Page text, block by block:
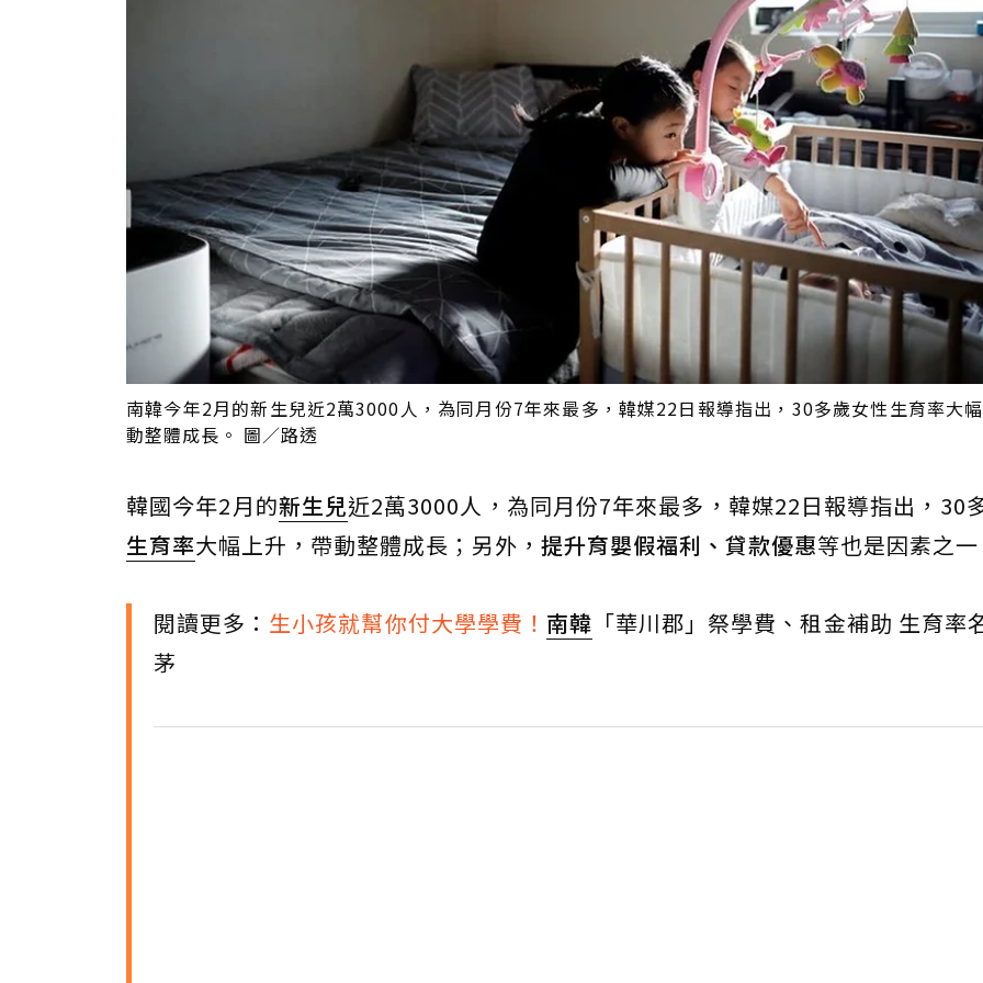
南韓今年2月的新生兒近2萬3000人，為同月份7年來最多，韓媒22日報導指出，30多歲女性生育率大
動整體成長。 圖／路透
韓國今年2月的新生兒近2萬3000人，為同月份7年來最多，韓媒22日報導指出，30
生育率大幅上升，帶動整體成長；另外， 提升育嬰假福利、貸款優惠等也是因素之一
閱讀更多： 生小孩就幫你付大學學費！ 南韓 「華川郡」祭學費、租金補助 生育率
茅